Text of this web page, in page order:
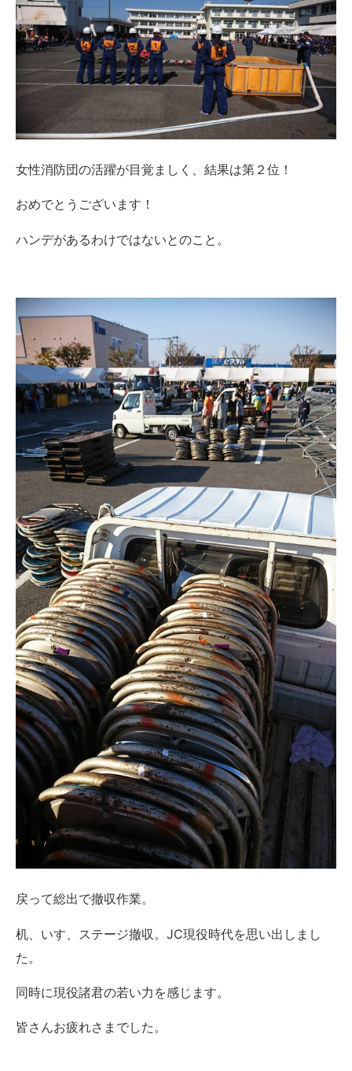
女性消防団の活躍が目覚ましく、結果は第２位！
おめでとうございます！
ハンデがあるわけではないとのこと。
戻って総出で撤収作業。
机、いす、ステージ撤収。JC現役時代を思い出しまし
た。
同時に現役諸君の若い力を感じます。
皆さんお疲れさまでした。